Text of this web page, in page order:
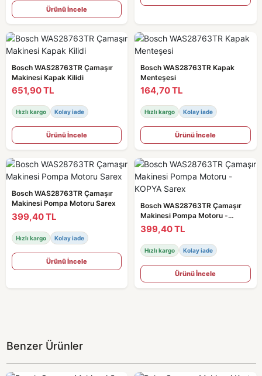
Ürünü İncele
Bosch WAS28763TR Çamaşır
Makinesi Kapak Kilidi
651,90 TL
Hızlı kargo Kolay iade
Ürünü İncele
Bosch WAS28763TR Kapak
Menteşesi
164,70 TL
Hızlı kargo Kolay iade
Ürünü İncele
Bosch WAS28763TR Çamaşır
Makinesi Pompa Motoru Sarex
399,40 TL
Hızlı kargo Kolay iade
Ürünü İncele
Bosch WAS28763TR Çamaşır
Makinesi Pompa Motoru -
KOPYA Sarex
399,40 TL
Hızlı kargo Kolay iade
Ürünü İncele
Benzer Ürünler